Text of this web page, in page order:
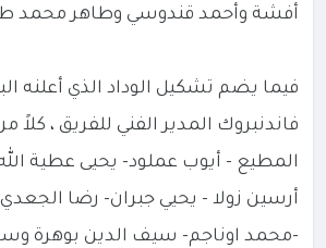
أفشة وأحمد قندوسي وطاهر محمد
فيما يضم تشكيل الوداد الذي أعلنه
فاندنبروك المدير الفني للفريق ،
المطيع - أيوب عملود- يحيى عطية
أرسين زولا - يحيي جبران- رضا
-محمد اوناجم- سيف الدين بوهرة